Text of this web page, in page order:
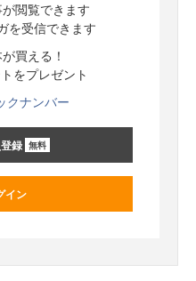
閲覧できます
を受信できます
買える！
をプレゼント
クナンバー
録 無料
イン